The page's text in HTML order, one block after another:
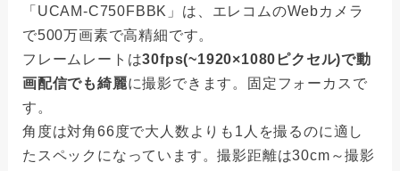
「UCAM-C750FBBK」は、エレコムのWebカメラ
で500万画素で高精細です。
フレームレートは30fps(~1920×1080ピクセル)で動
画配信でも綺麗に撮影できます。固定フォーカスで
す。
角度は対角66度で大人数よりも1人を撮るのに適し
たスペックになっています。撮影距離は30cm～撮影